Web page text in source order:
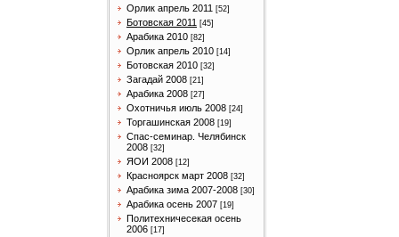
Орлик апрель 2011 [52]
Ботовская 2011 [45]
Арабика 2010 [82]
Орлик апрель 2010 [14]
Ботовская 2010 [32]
Загадай 2008 [21]
Арабика 2008 [27]
Охотничья июль 2008 [24]
Торгашинская 2008 [19]
Спас-семинар. Челябинск
2008 [32]
ЯОИ 2008 [12]
Красноярск март 2008 [32]
Арабика зима 2007-2008 [30]
Арабика осень 2007 [19]
Политехничесекая осень
2006 [17]